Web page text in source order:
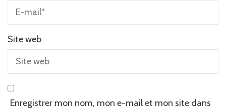
Site web
Enregistrer mon nom, mon e-mail et mon site dans